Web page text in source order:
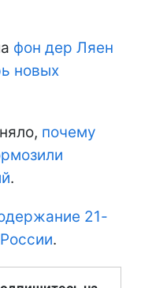
фон дер Ляен
новых
почему
.
21-
.